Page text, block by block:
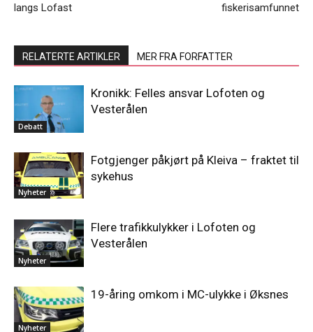
langs Lofast
fiskerisamfunnet
RELATERTE ARTIKLER MER FRA FORFATTER
Debatt
Kronikk: Felles ansvar Lofoten og
Vesterålen
Nyheter
Fotgjenger påkjørt på Kleiva – fraktet til
sykehus
Nyheter
Flere trafikkulykker i Lofoten og
Vesterålen
Nyheter
19-åring omkom i MC-ulykke i Øksnes